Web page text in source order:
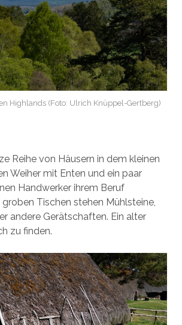
Highlands (Foto: Ulrich Knüppel-Gertberg)
Reihe von Häusern in dem kleinen
Weiher mit Enten und ein paar
Handwerker ihrem Beruf
Tischen stehen Mühlsteine,
andere Gerätschaften. Ein alter
zu finden.